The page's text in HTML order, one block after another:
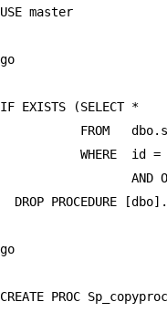
USE master
go
IF EXISTS (SELECT *
FROM
WHERE  id =
AND
DROP PROCEDURE
go
CREATE PROC